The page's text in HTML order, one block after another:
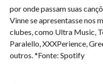
por onde passam suas
Vinne se apresentasse nos
clubes, como Ultra Music,
Paralello, XXXPerience,
outros. *Fonte: Spotify